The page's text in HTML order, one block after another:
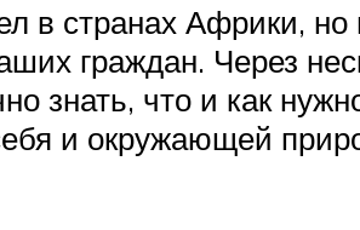
в странах Африки, но
граждан. Через
знать, что и как
и окружающей